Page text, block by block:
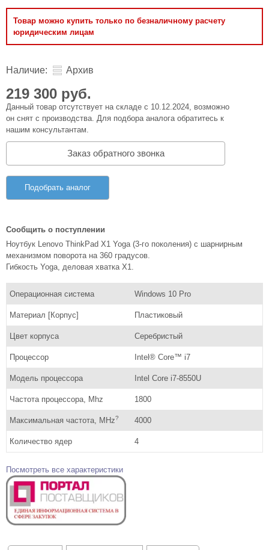
Товар можно купить только по безналичному расчету
юридическим лицам
Наличие: Архив
219 300 руб.
Данный товар отсутствует на складе с 10.12.2024, возможно
он снят с производства. Для подбора аналога обратитесь к
нашим консультантам.
Заказ обратного звонка
Подобрать аналог
Сообщить о поступлении
Ноутбук Lenovo ThinkPad X1 Yoga (3-го поколения) с шарнирным
механизмом поворота на 360 градусов.
Гибкость Yoga, деловая хватка X1.
Операционная система Windows 10 Pro
Материал [Корпус] Пластиковый
Цвет корпуса Серебристый
Процессор Intel® Core™ i7
Модель процессора Intel Core i7-8550U
Частота процессора, Mhz 1800
Максимальная частота, MHz? 4000
Количество ядер 4
Посмотреть все характеристики